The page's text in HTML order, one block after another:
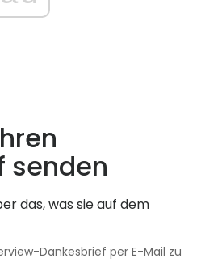
senden
Dankesbrief per E-Mail zu